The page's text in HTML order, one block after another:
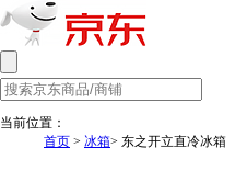
当前位置：
首页 > 冰箱> 东之开立直冷冰箱